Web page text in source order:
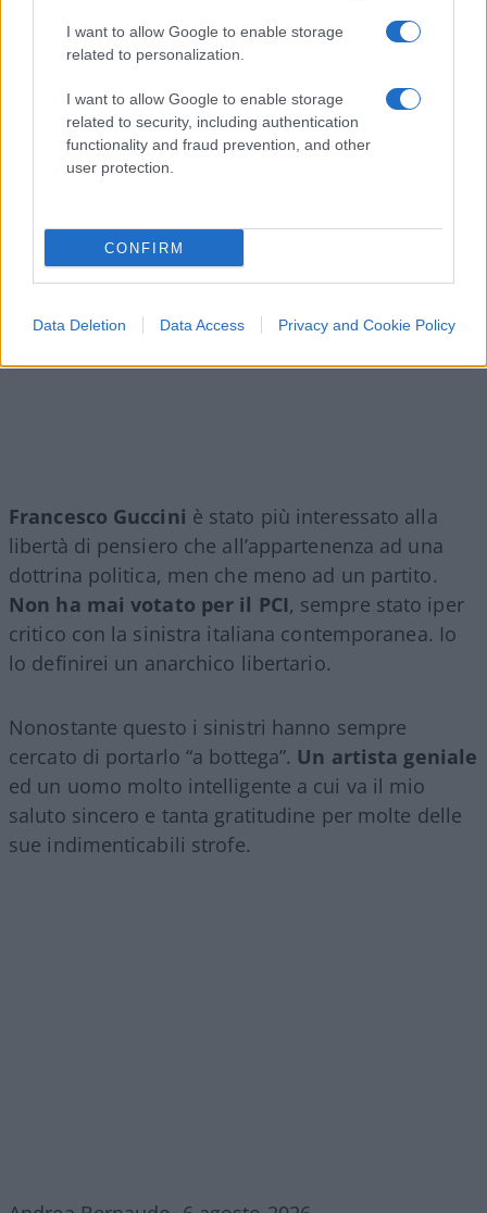
I want to allow Google to enable storage
related to personalization.
I want to allow Google to enable storage
related to security, including authentication
functionality and fraud prevention, and other
user protection.
CONFIRM
Data Deletion Data Access Privacy and Cookie Policy
Francesco Guccini è stato più interessato alla
libertà di pensiero che all’appartenenza ad una
dottrina politica, men che meno ad un partito.
Non ha mai votato per il PCI, sempre stato iper
critico con la sinistra italiana contemporanea. Io
lo definirei un anarchico libertario.
Nonostante questo i sinistri hanno sempre
cercato di portarlo “a bottega”. Un artista geniale
ed un uomo molto intelligente a cui va il mio
saluto sincero e tanta gratitudine per molte delle
sue indimenticabili strofe.